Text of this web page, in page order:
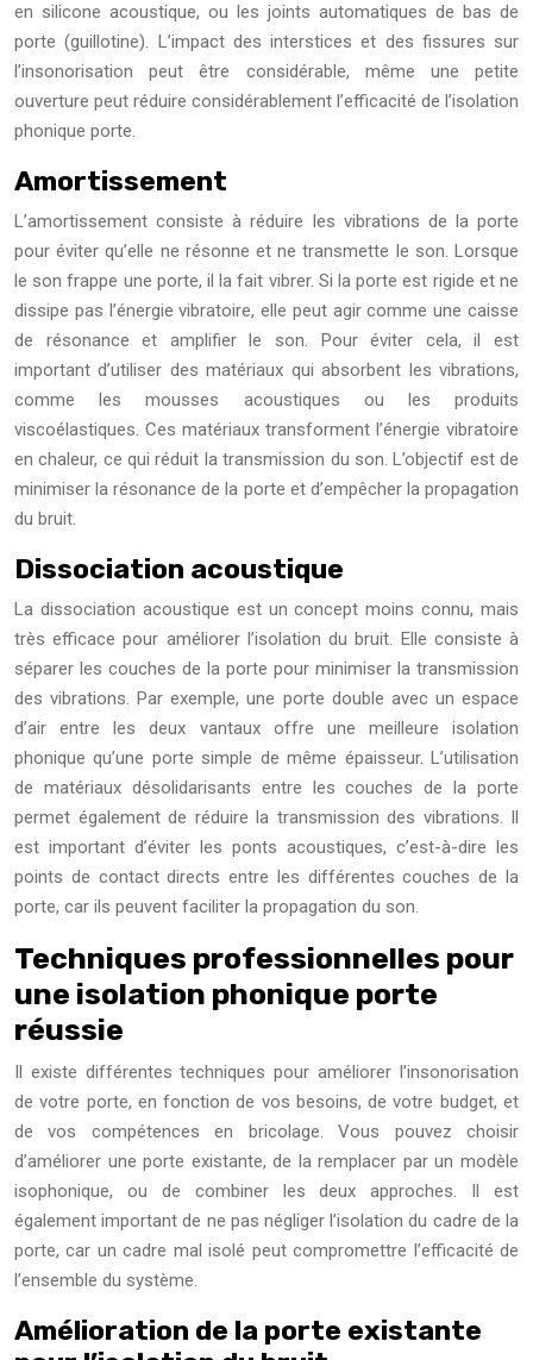
en silicone acoustique, ou les joints automatiques de bas de
porte (guillotine). L’impact des interstices et des fissures sur
l’insonorisation peut être considérable, même une petite
ouverture peut réduire considérablement l’efficacité de l’isolation
phonique porte.
Amortissement
L’amortissement consiste à réduire les vibrations de la porte
pour éviter qu’elle ne résonne et ne transmette le son. Lorsque
le son frappe une porte, il la fait vibrer. Si la porte est rigide et ne
dissipe pas l’énergie vibratoire, elle peut agir comme une caisse
de résonance et amplifier le son. Pour éviter cela, il est
important d’utiliser des matériaux qui absorbent les vibrations,
comme les mousses acoustiques ou les produits
viscoélastiques. Ces matériaux transforment l’énergie vibratoire
en chaleur, ce qui réduit la transmission du son. L’objectif est de
minimiser la résonance de la porte et d’empêcher la propagation
du bruit.
Dissociation acoustique
La dissociation acoustique est un concept moins connu, mais
très efficace pour améliorer l’isolation du bruit. Elle consiste à
séparer les couches de la porte pour minimiser la transmission
des vibrations. Par exemple, une porte double avec un espace
d’air entre les deux vantaux offre une meilleure isolation
phonique qu’une porte simple de même épaisseur. L’utilisation
de matériaux désolidarisants entre les couches de la porte
permet également de réduire la transmission des vibrations. Il
est important d’éviter les ponts acoustiques, c’est-à-dire les
points de contact directs entre les différentes couches de la
porte, car ils peuvent faciliter la propagation du son.
Techniques professionnelles pour
une isolation phonique porte
réussie
Il existe différentes techniques pour améliorer l’insonorisation
de votre porte, en fonction de vos besoins, de votre budget, et
de vos compétences en bricolage. Vous pouvez choisir
d’améliorer une porte existante, de la remplacer par un modèle
isophonique, ou de combiner les deux approches. Il est
également important de ne pas négliger l’isolation du cadre de la
porte, car un cadre mal isolé peut compromettre l’efficacité de
l’ensemble du système.
Amélioration de la porte existante